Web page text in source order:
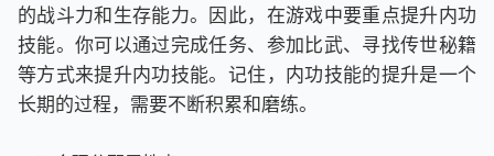
的战斗力和生存能力。因此，在游戏中要重点提升内功
技能。你可以通过完成任务、参加比武、寻找传世秘籍
等方式来提升内功技能。记住，内功技能的提升是一个
长期的过程，需要不断积累和磨练。